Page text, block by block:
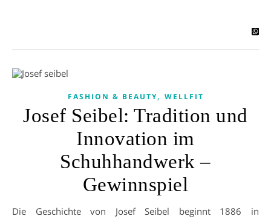
FASHION & BEAUTY, WELLFIT
Josef Seibel: Tradition und
Innovation im
Schuhhandwerk –
Gewinnspiel
Die Geschichte von Josef Seibel beginnt 1886 in